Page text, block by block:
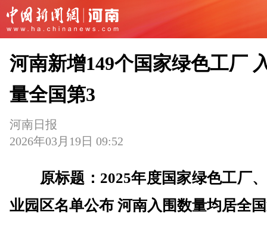
河南新增149个国家绿色工厂
量全国第3
河南日报
2026年03月19日 09:52
原标题：2025年度国家绿色工厂
业园区名单公布 河南入围数量均居全